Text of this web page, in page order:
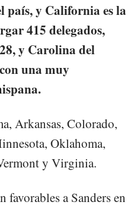
país, y California es la
415 delegados,
y Carolina del
una muy
Arkansas, Colorado,
Oklahoma,
y Virginia.
favorables a Sanders en